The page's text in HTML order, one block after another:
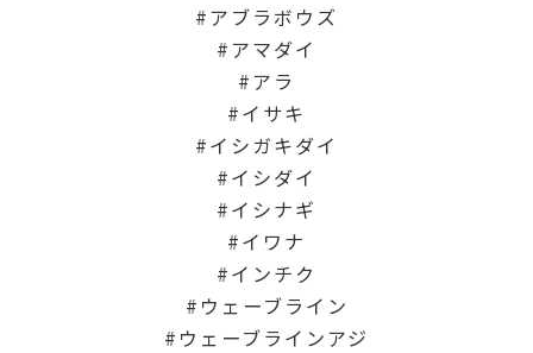
アブラボウズ
アマダイ
アラ
イサキ
イシガキダイ
イシダイ
イシナギ
イワナ
インチク
ウェーブライン
ウェーブラインアジ